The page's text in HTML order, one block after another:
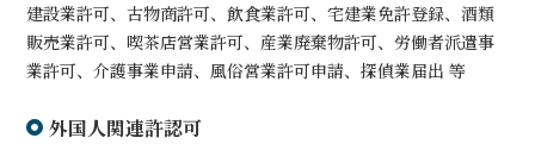
建設業許可、古物商許可、飲食業許可、宅建業免許登録、酒類
販売業許可、喫茶店営業許可、産業廃棄物許可、労働者派遣事
業許可、介護事業申請、風俗営業許可申請、探偵業届出 等
外国人関連許認可